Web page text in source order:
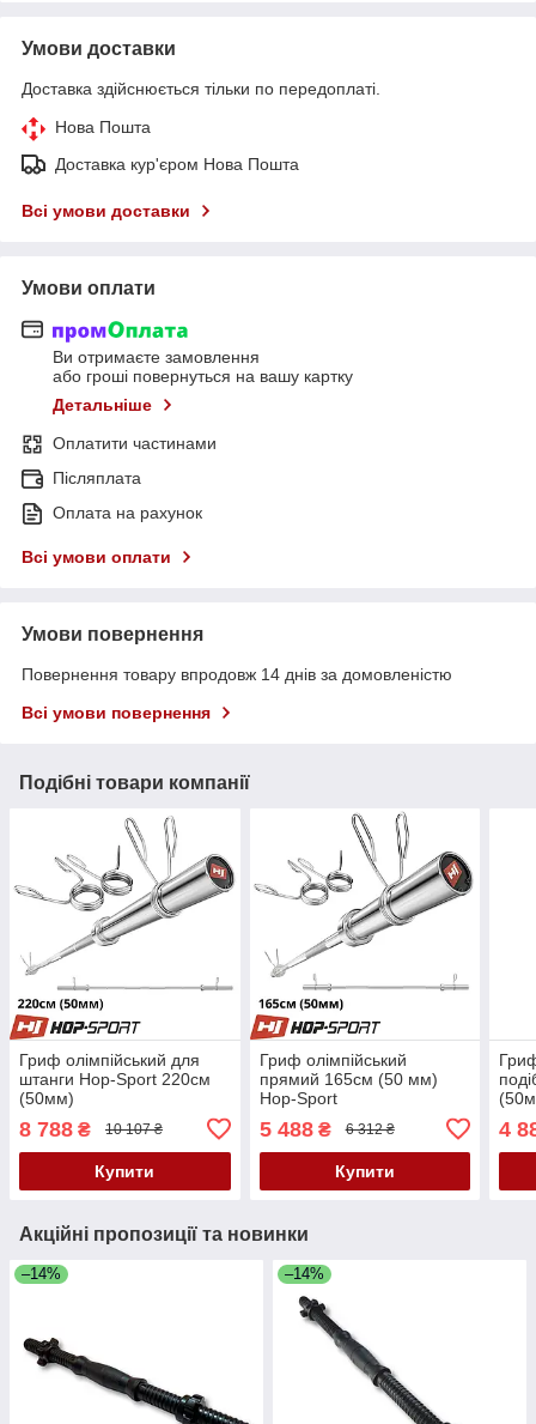
Умови доставки
Доставка здійснюється тільки по передоплаті.
Нова Пошта
Доставка кур'єром Нова Пошта
Всі умови доставки
Умови оплати
Ви отримаєте замовлення
або гроші повернуться на вашу картку
Детальніше
Оплатити частинами
Післяплата
Оплата на рахунок
Всі умови оплати
Умови повернення
Повернення товару впродовж 14 днів за домовленістю
Всі умови повернення
Подібні товари компанії
Гриф олімпійський для
штанги Hop-Sport 220см
(50мм)
8 788 ₴ 10 107 ₴
Купити
Гриф олімпійський
прямий 165см (50 мм)
Hop-Sport
5 488₴ 6 312 ₴
Купити
4
Акційні пропозиції та новинки
–14% –14%